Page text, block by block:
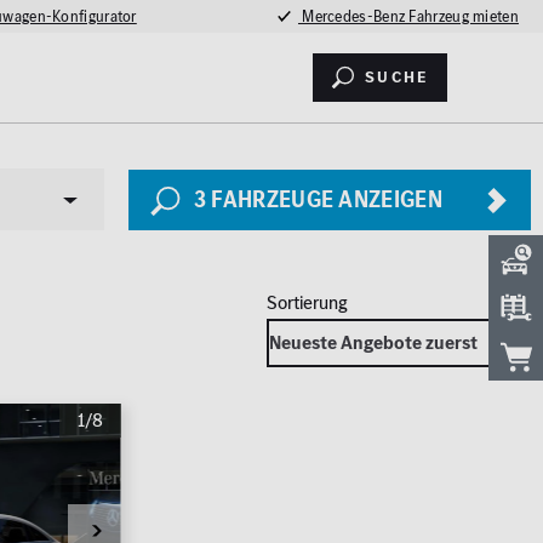
Konfigurator Mercedes-Benz Fahrzeug mieten
Suche
3 FAHRZEUGE ANZEIGEN
1/8